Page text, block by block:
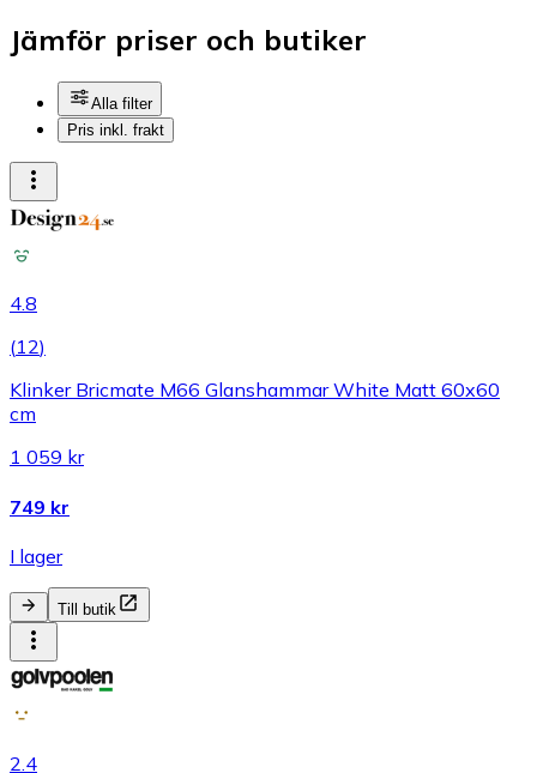
Jämför priser och butiker
Alla filter
Pris inkl. frakt
4.8
(12)
Klinker Bricmate M66 Glanshammar White Matt 60x60
cm
1 059 kr
749 kr
I lager
Till butik
2.4